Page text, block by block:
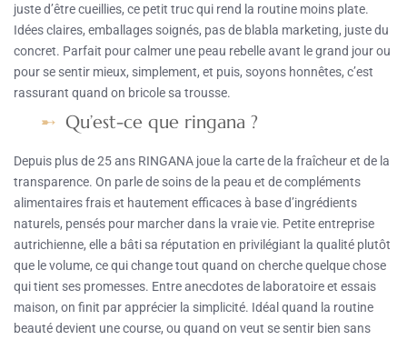
juste d’être cueillies, ce petit truc qui rend la routine moins plate.
Idées claires, emballages soignés, pas de blabla marketing, juste du
concret. Parfait pour calmer une peau rebelle avant le grand jour ou
pour se sentir mieux, simplement, et puis, soyons honnêtes, c’est
rassurant quand on bricole sa trousse.
Qu’est-ce que ringana ?
Depuis plus de 25 ans RINGANA joue la carte de la fraîcheur et de la
transparence. On parle de soins de la peau et de compléments
alimentaires frais et hautement efficaces à base d’ingrédients
naturels, pensés pour marcher dans la vraie vie. Petite entreprise
autrichienne, elle a bâti sa réputation en privilégiant la qualité plutôt
que le volume, ce qui change tout quand on cherche quelque chose
qui tient ses promesses. Entre anecdotes de laboratoire et essais
maison, on finit par apprécier la simplicité. Idéal quand la routine
beauté devient une course, ou quand on veut se sentir bien sans